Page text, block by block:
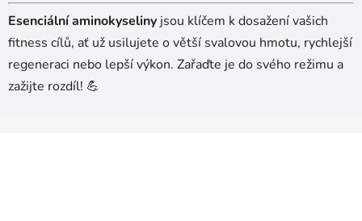
Esenciální aminokyseliny jsou klíčem k dosažení vašich
fitness cílů, ať už usilujete o větší svalovou hmotu, rychlejší
regeneraci nebo lepší výkon. Zařaďte je do svého režimu a
zažijte rozdíl! 💪